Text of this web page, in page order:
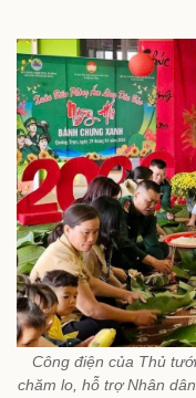
Công điện của Thủ
chăm lo, hỗ trợ Nhân